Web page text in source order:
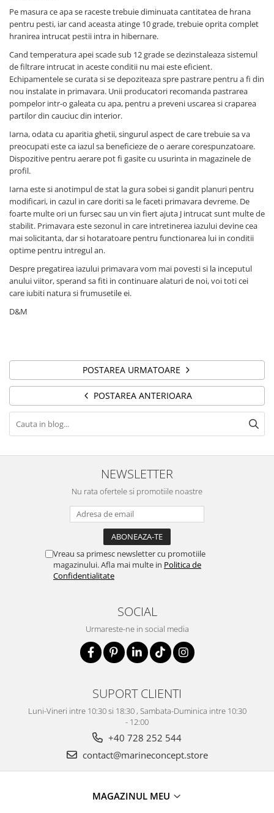
Pe masura ce apa se raceste trebuie diminuata cantitatea de hrana
pentru pesti, iar cand aceasta atinge 10 grade, trebuie oprita complet
hranirea intrucat pestii intra in hibernare.
Cand temperatura apei scade sub 12 grade se dezinstaleaza sistemul
de filtrare intrucat in aceste conditii nu mai este eficient.
Echipamentele se curata si se depoziteaza spre pastrare pentru a fi din
nou instalate in primavara. Unii producatori recomanda pastrarea
pompelor intr-o galeata cu apa, pentru a preveni uscarea si craparea
partilor din cauciuc din interior.
Iarna, odata cu aparitia ghetii, singurul aspect de care trebuie sa va
preocupati este ca iazul sa beneficieze de o aerare corespunzatoare.
Dispozitive pentru aerare pot fi gasite cu usurinta in magazinele de
profil.
Iarna este si anotimpul de stat la gura sobei si gandit planuri pentru
modificari, in cazul in care doriti sa le faceti primavara devreme. De
foarte multe ori un fursec sau un vin fiert ajuta J intrucat sunt multe de
stabilit. Primavara este sezonul in care intretinerea iazului devine cea
mai solicitanta, dar si hotaratoare pentru functionarea lui in conditii
optime pentru intregul an.
Despre pregatirea iazului primavara vom mai povesti si la inceputul
anului viitor, sperand sa fiti in continuare alaturi de noi, voi toti cei
care iubiti natura si frumusetile ei.
D&M
POSTAREA URMATOARE
POSTAREA ANTERIOARA
NEWSLETTER
Nu rata ofertele si promotiile noastre
Vreau sa primesc newsletter cu promotiile
magazinului. Afla mai multe in Politica de
Confidentialitate
SOCIAL
Urmareste-ne in social media
SUPORT CLIENTI
Luni-Vineri intre 10:30 si 18:30 , Sambata-Duminica intre 10:30
- 12:00
+40 728 252 544
contact@marineconcept.store
MAGAZINUL MEU